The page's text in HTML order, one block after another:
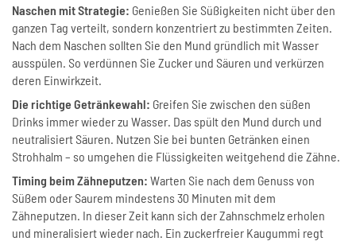
Naschen mit Strategie: Genießen Sie Süßigkeiten nicht über den
ganzen Tag verteilt, sondern konzentriert zu bestimmten Zeiten.
Nach dem Naschen sollten Sie den Mund gründlich mit Wasser
ausspülen. So verdünnen Sie Zucker und Säuren und verkürzen
deren Einwirkzeit.
Die richtige Getränkewahl: Greifen Sie zwischen den süßen
Drinks immer wieder zu Wasser. Das spült den Mund durch und
neutralisiert Säuren. Nutzen Sie bei bunten Getränken einen
Strohhalm – so umgehen die Flüssigkeiten weitgehend die Zähne.
Timing beim Zähneputzen: Warten Sie nach dem Genuss von
Süßem oder Saurem mindestens 30 Minuten mit dem
Zähneputzen. In dieser Zeit kann sich der Zahnschmelz erholen
und mineralisiert wieder nach. Ein zuckerfreier Kaugummi regt